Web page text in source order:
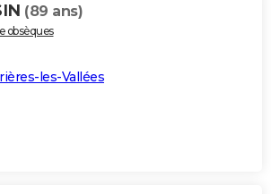
(89 ans)
obsèques
les-Vallées